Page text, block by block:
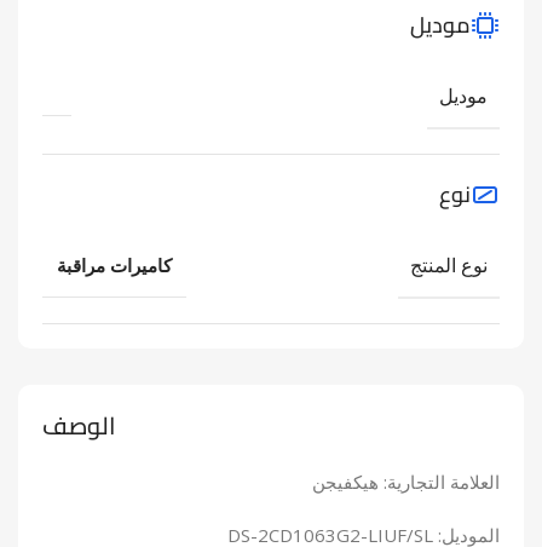
الوصف
العلامة التجارية: هيكفيجن
الموديل: DS-2CD1063G2-LIUF/SL
موديل
موديل
نوع
نوع المنتج كاميرات مراقبة